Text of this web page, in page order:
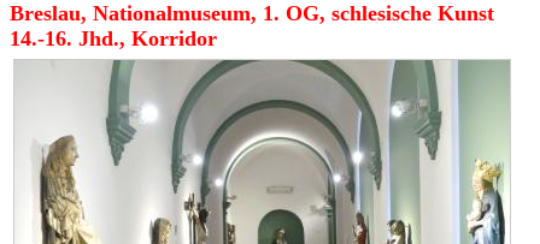
Breslau, Nationalmuseum, 1. OG, schlesische Kunst
14.-16. Jhd., Korridor